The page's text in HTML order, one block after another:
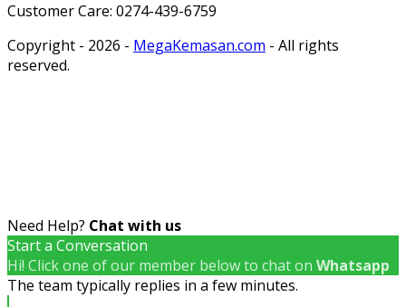
Customer Care: 0274-439-6759
Copyright - 2026 - MegaKemasan.com - All rights
reserved.
Need Help? Chat with us
Start a Conversation
Hi! Click one of our member below to chat on Whatsapp
The team typically replies in a few minutes.